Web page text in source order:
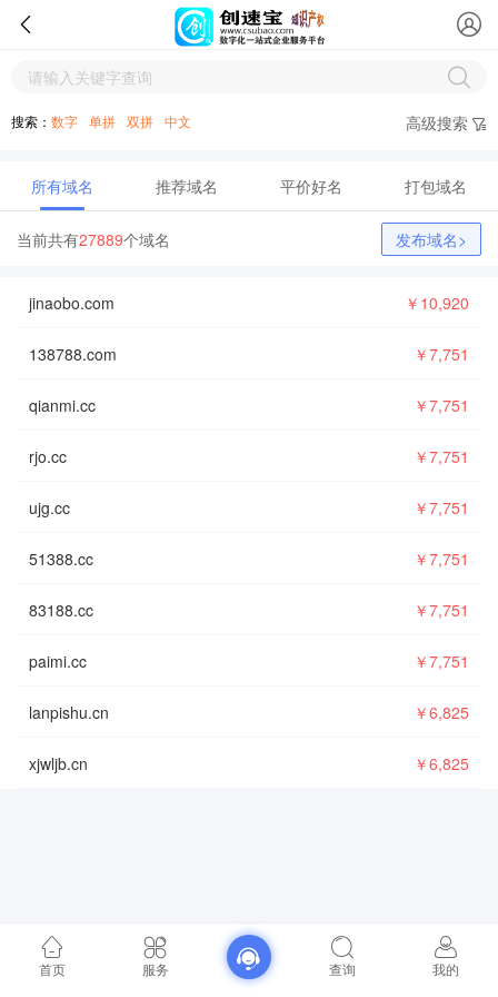
搜索： 数字 单拼 双拼 中文 高级搜索
所有域名 推荐域名 平价好名 打包域名
当前共有27889个域名 发布域名>
jinaobo.com ￥10,920
138788.com ￥7,751
qianmi.cc ￥7,751
rjo.cc ￥7,751
ujg.cc ￥7,751
51388.cc ￥7,751
83188.cc ￥7,751
paimi.cc ￥7,751
lanpishu.cn ￥6,825
xjwljb.cn ￥6,825
首页 服务 查询 我的